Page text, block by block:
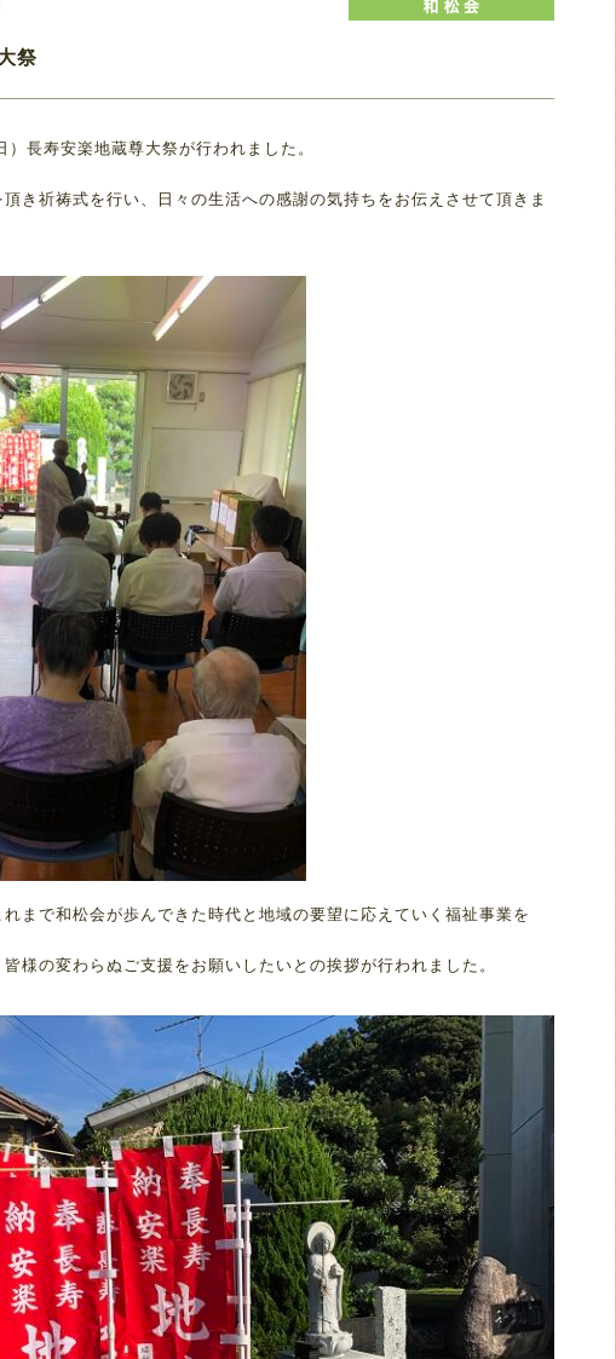
祭
長寿安楽地蔵尊大祭が行われました。
き祈祷式を行い、日々の生活への感謝の気持ちをお伝えさせて頂きま
まで和松会が歩んできた時代と地域の要望に応えていく福祉事業を
様の変わらぬご支援をお願いしたいとの挨拶が行われました。